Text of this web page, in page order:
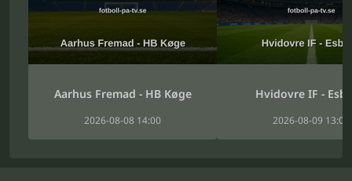
Aarhus Fremad - HB Køge
2026-08-08 14:00
Hvidovre IF -
2026-08-09 13:00